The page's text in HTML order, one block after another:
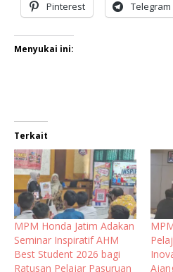
Pinterest Telegram
Menyukai ini:
Terkait
MPM Honda Jatim Adakan
Seminar Inspiratif AHM
Best Student 2026 bagi
Ratusan Pelajar Pasuruan